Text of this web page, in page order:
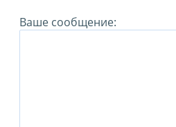
Ваше сообщение: